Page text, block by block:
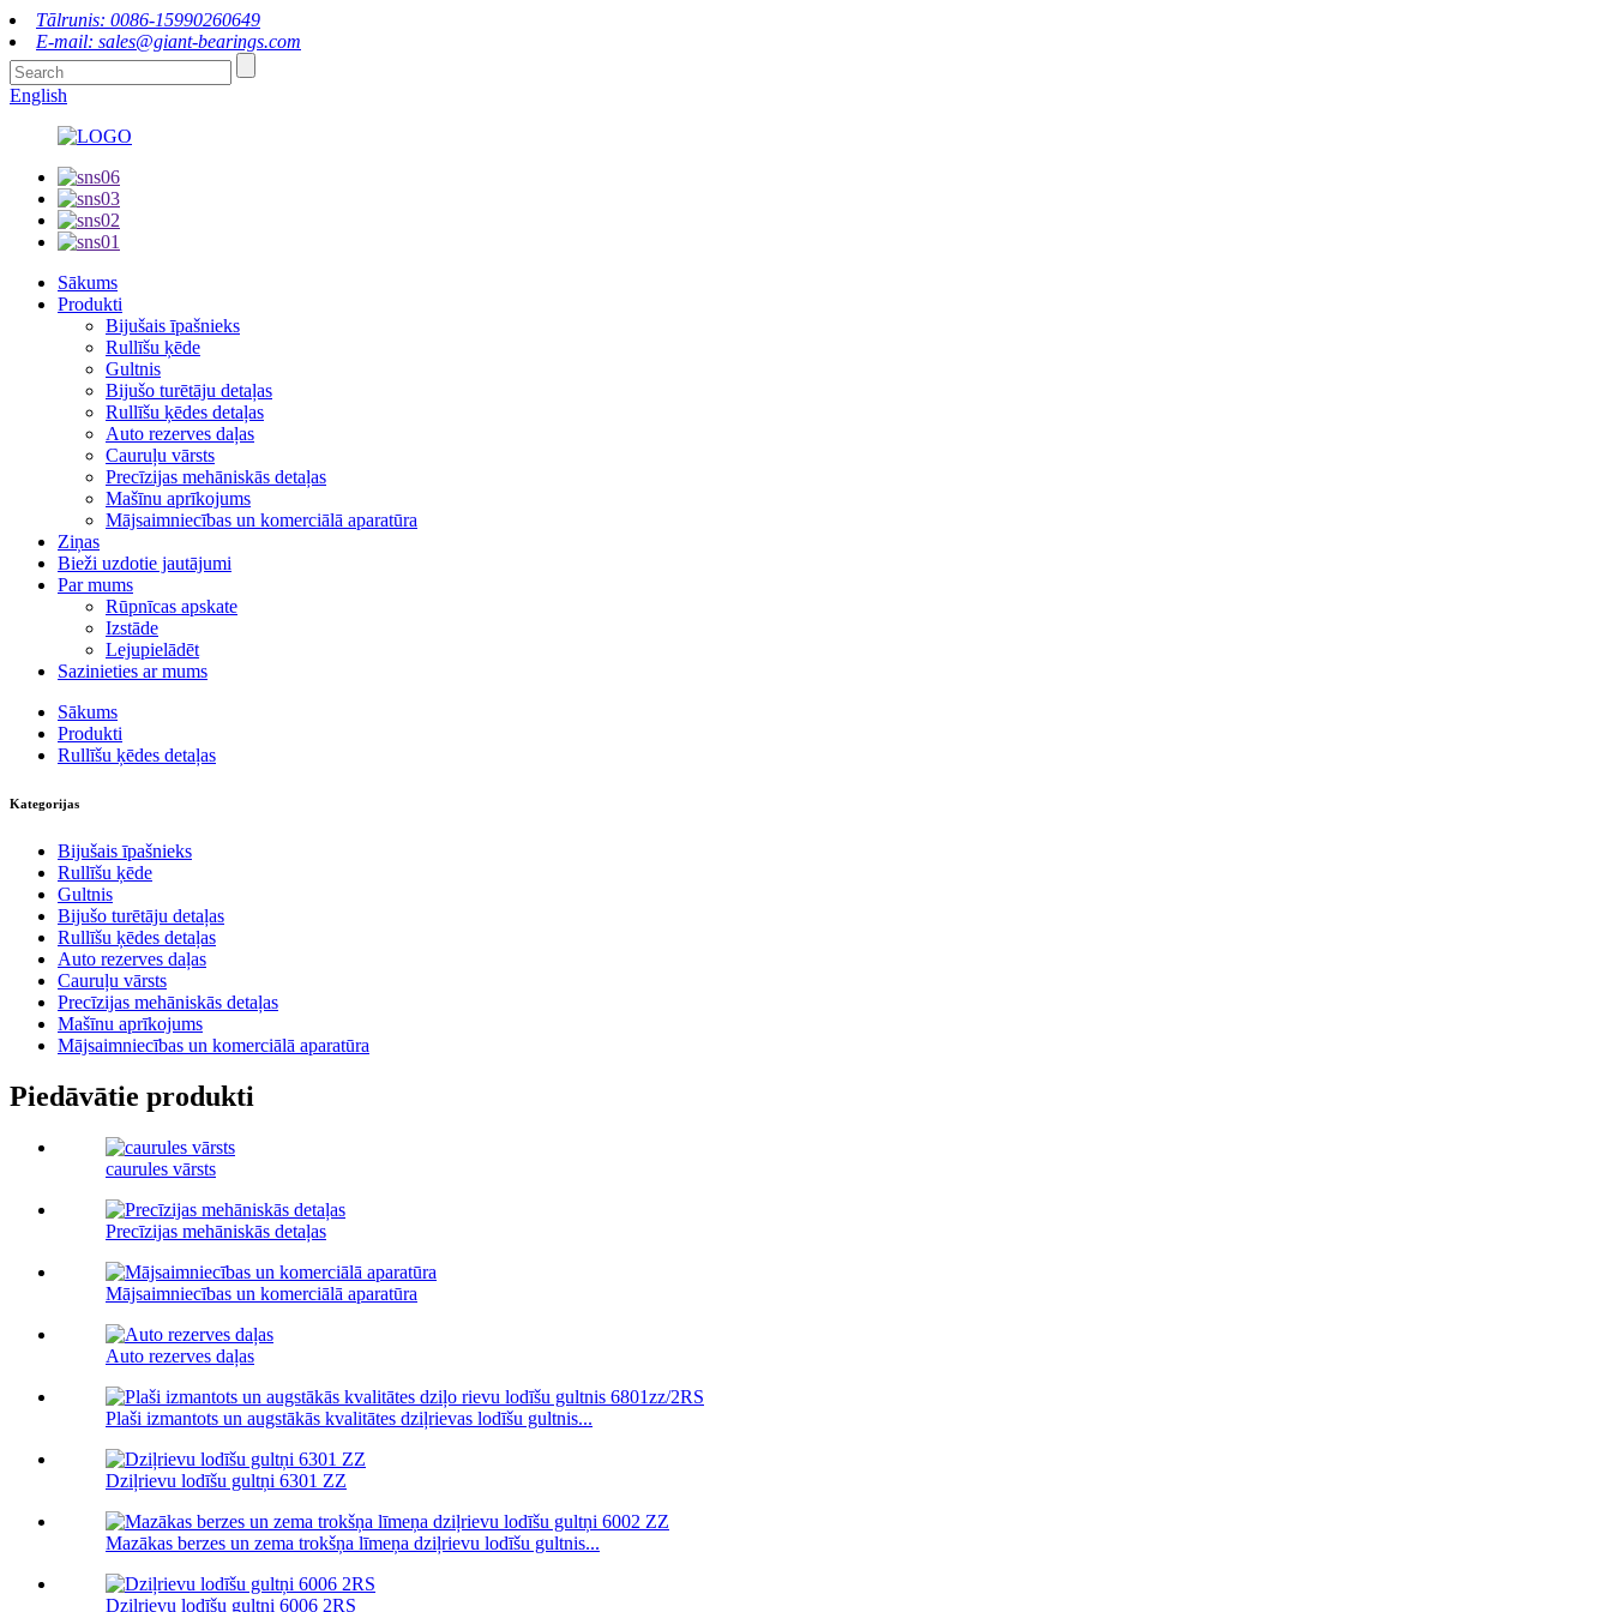
Tālrunis: 0086-15990260649
E-mail: sales@giant-bearings.com
English
Sākums
Produkti
Bijušais īpašnieks
Rullīšu ķēde
Gultnis
Bijušo turētāju detaļas
Rullīšu ķēdes detaļas
Auto rezerves daļas
Cauruļu vārsts
Precīzijas mehāniskās detaļas
Mašīnu aprīkojums
Mājsaimniecības un komerciālā aparatūra
Ziņas
Bieži uzdotie jautājumi
Par mums
Rūpnīcas apskate
Izstāde
Lejupielādēt
Sazinieties ar mums
Sākums
Produkti
Rullīšu ķēdes detaļas
Kategorijas
Bijušais īpašnieks
Rullīšu ķēde
Gultnis
Bijušo turētāju detaļas
Rullīšu ķēdes detaļas
Auto rezerves daļas
Cauruļu vārsts
Precīzijas mehāniskās detaļas
Mašīnu aprīkojums
Mājsaimniecības un komerciālā aparatūra
Piedāvātie produkti
caurules vārsts
Precīzijas mehāniskās detaļas
Mājsaimniecības un komerciālā aparatūra
Auto rezerves daļas
Plaši izmantots un augstākās kvalitātes dziļrievas lodīšu gultnis...
Dziļrievu lodīšu gultņi 6301 ZZ
Mazākas berzes un zema trokšņa līmeņa dziļrievu lodīšu gultnis...
Dziļrievu lodīšu gultņi 6006 2RS